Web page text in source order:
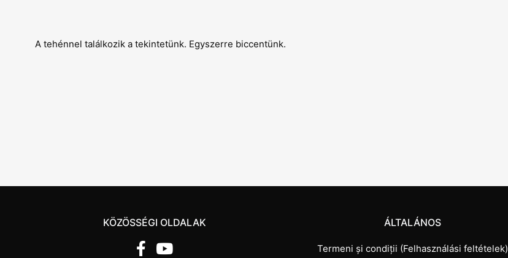
A tehénnel találkozik a tekintetünk. Egyszerre biccentünk.
KÖZÖSSÉGI OLDALAK ÁLTALÁNOS
Termeni și condiții (Felhasználási feltételek)